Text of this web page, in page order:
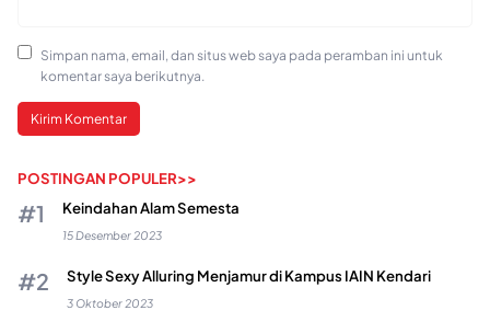
Simpan nama, email, dan situs web saya pada peramban ini untuk
komentar saya berikutnya.
POSTINGAN POPULER>>
Keindahan Alam Semesta
15 Desember 2023
Style Sexy Alluring Menjamur di Kampus IAIN Kendari
3 Oktober 2023